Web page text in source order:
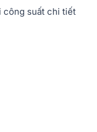
công suất chi tiết